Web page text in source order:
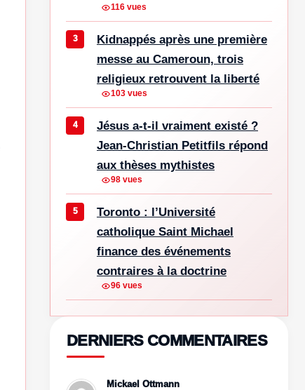
116 vues
Kidnappés après une première
messe au Cameroun, trois
religieux retrouvent la liberté
103 vues
Jésus a-t-il vraiment existé ?
Jean-Christian Petitfils répond
aux thèses mythistes
98 vues
Toronto : l’Université
catholique Saint Michael
finance des événements
contraires à la doctrine
96 vues
DERNIERS COMMENTAIRES
Mickael Ottmann